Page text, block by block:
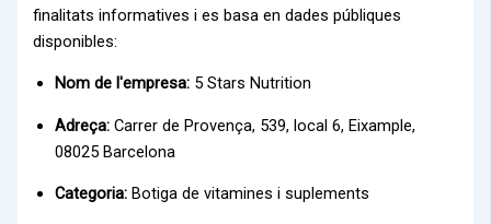
finalitats informatives i es basa en dades públiques
disponibles:
Nom de l'empresa: 5 Stars Nutrition
Adreça: Carrer de Provença, 539, local 6, Eixample,
08025 Barcelona
Categoria: Botiga de vitamines i suplements